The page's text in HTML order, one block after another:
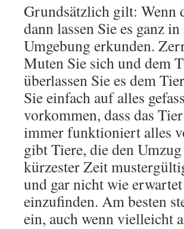
Grundsätzlich gilt: Wenn
dann lassen Sie es ganz
Umgebung erkunden.
Muten Sie sich und dem
überlassen Sie es dem
Sie einfach auf alles
vorkommen, dass das
immer funktioniert alles
gibt Tiere, die den
kürzester Zeit
und gar nicht wie
einzufinden. Am besten
ein, auch wenn vielleicht